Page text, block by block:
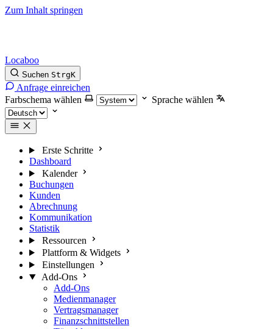
Zum Inhalt springen
Locaboo
Suchen StrgK
Anfrage einreichen
Farbschema wählen
Sprache wählen
Erste Schritte
Dashboard
Kalender
Buchungen
Kunden
Abrechnung
Kommunikation
Statistik
Ressourcen
Plattform & Widgets
Einstellungen
Add-Ons
Add-Ons
Medienmanager
Vertragsmanager
Finanzschnittstellen